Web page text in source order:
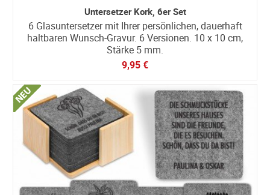
Untersetzer Kork, 6er Set
6 Glasuntersetzer mit Ihrer persönlichen, dauerhaft
haltbaren Wunsch-Gravur. 6 Versionen. 10 x 10 cm,
Stärke 5 mm.
9,95 €